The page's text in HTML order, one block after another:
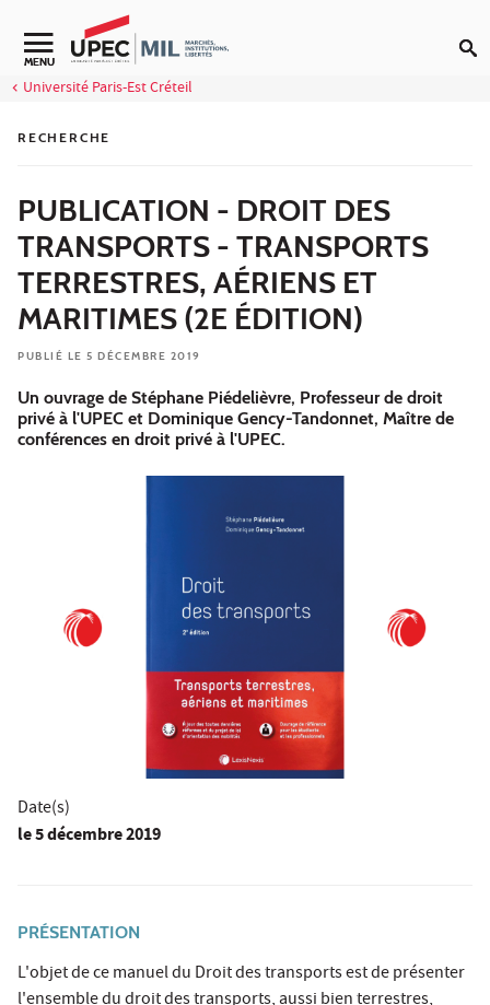
Aller au contenu
MENU
Université Paris-Est Créteil
RECHERCHE
PUBLICATION - DROIT DES
TRANSPORTS - TRANSPORTS
TERRESTRES, AÉRIENS ET
MARITIMES (2E ÉDITION)
PUBLIÉ LE 5 DÉCEMBRE 2019
Un ouvrage de Stéphane Piédelièvre, Professeur de droit
privé à l'UPEC et Dominique Gency-Tandonnet, Maître de
conférences en droit privé à l'UPEC.
Date(s)
le5 décembre 2019
PRÉSENTATION
L'objet de ce manuel du Droit des transports est de présenter